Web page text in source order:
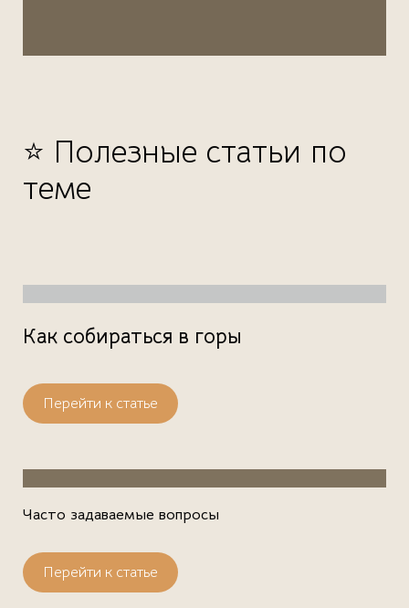
⭐ Полезные статьи по
теме
Как собираться в горы
Перейти к статье
Часто задаваемые вопросы
Перейти к статье